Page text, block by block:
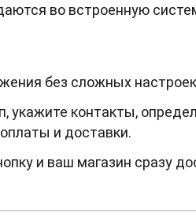
во встроенную
без сложных
укажите контакты,
и доставки.
и ваш магазин сразу